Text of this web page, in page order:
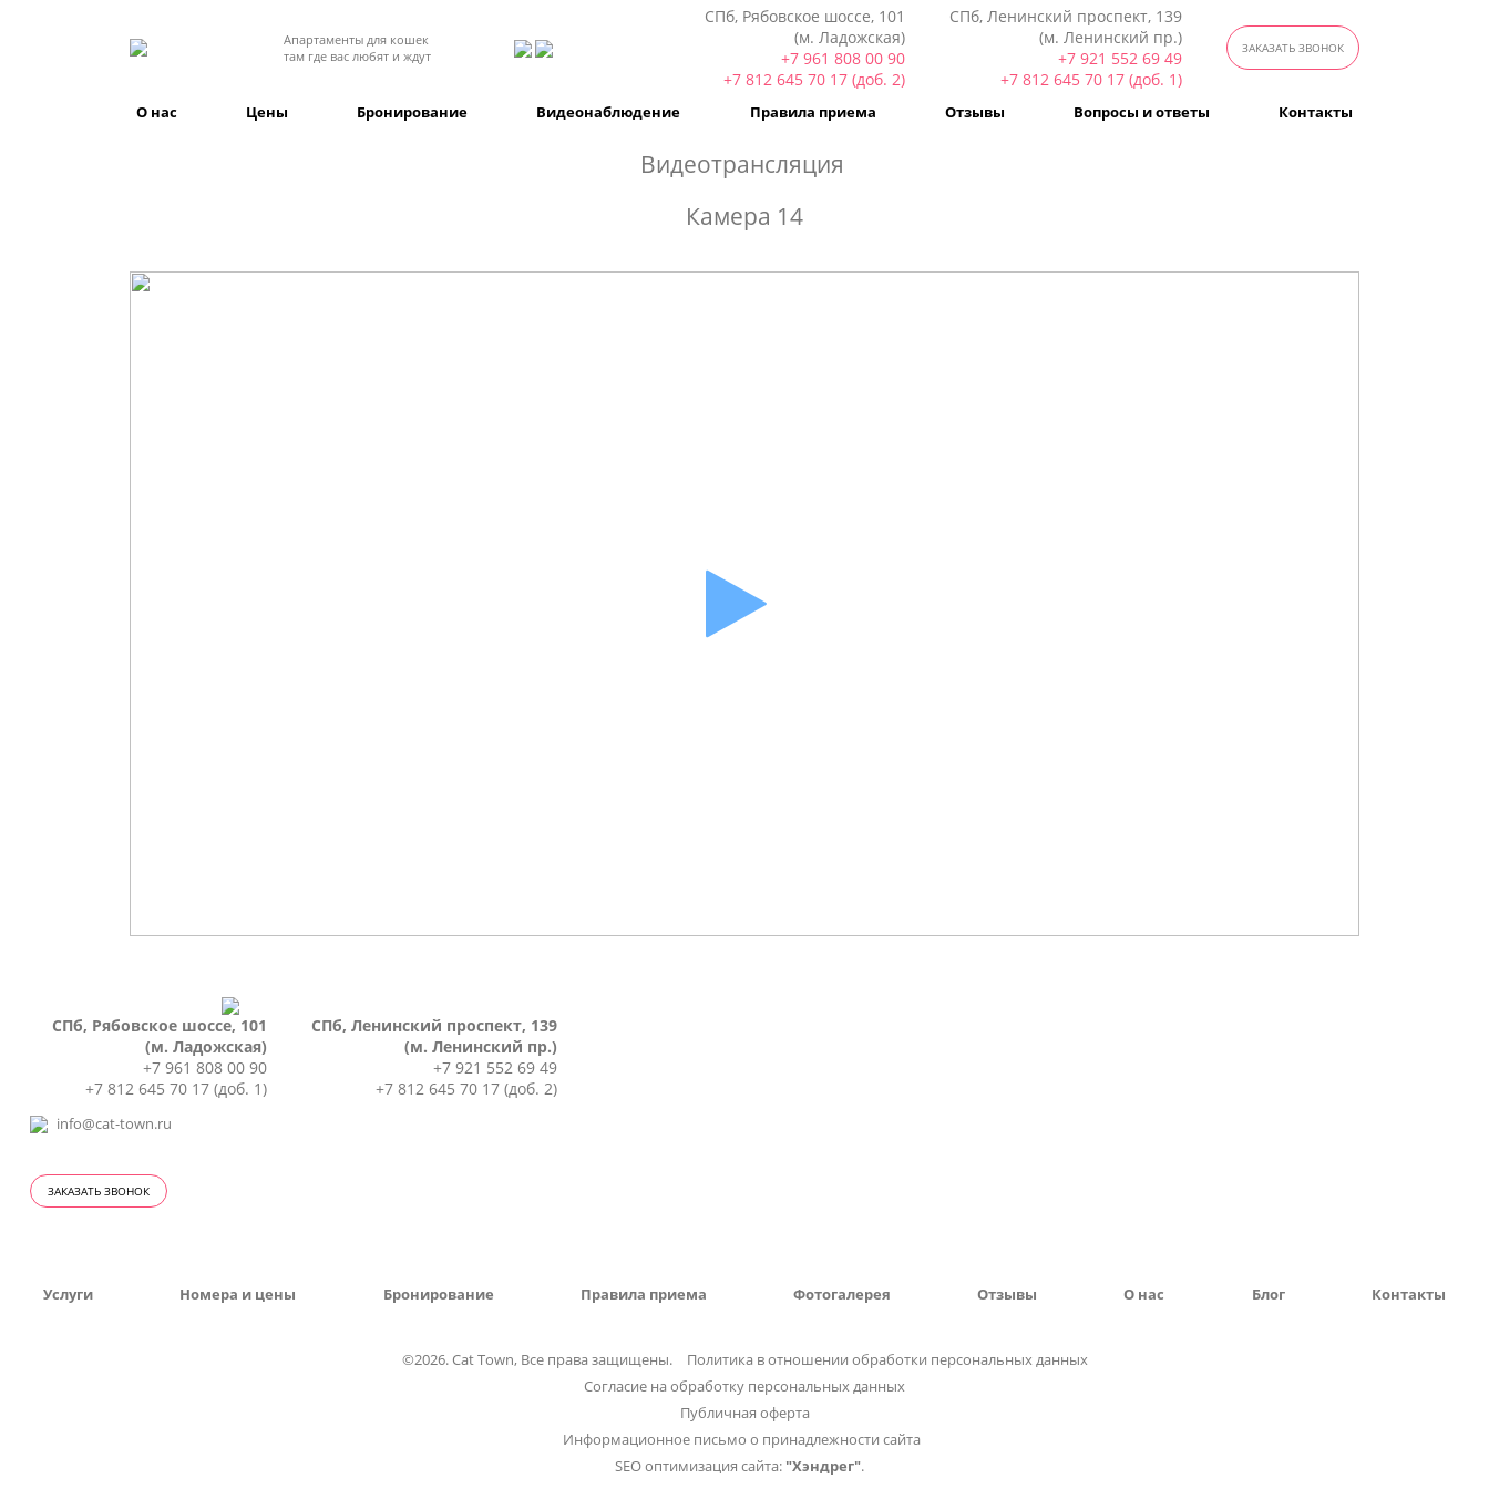
Апартаменты для кошек
там где вас любят и ждут
СПб, Рябовское шоссе, 101
(м. Ладожская)
+7 961 808 00 90
+7 812 645 70 17 (доб. 2)
СПб, Ленинский проспект, 139
(м. Ленинский пр.)
+7 921 552 69 49
+7 812 645 70 17 (доб. 1)
ЗАКАЗАТЬ ЗВОНОК
О нас Цены Бронирование Видеонаблюдение Правила приема Отзывы Вопросы и ответы Контакты
Видеотрансляция
Камера 14
СПб, Рябовское шоссе, 101
(м. Ладожская)
+7 961 808 00 90
+7 812 645 70 17 (доб. 1)
СПб, Ленинский проспект, 139
(м. Ленинский пр.)
+7 921 552 69 49
+7 812 645 70 17 (доб. 2)
info@cat-town.ru
ЗАКАЗАТЬ ЗВОНОК
Услуги Номера и цены Бронирование Правила приема Фотогалерея Отзывы О нас Блог Контакты
©2026. Cat Town, Все права защищены.
Политика в отношении обработки персональных данных
Согласие на обработку персональных данных
Публичная оферта
Информационное письмо о принадлежности сайта
SEO оптимизация сайта:"Хэндрег".